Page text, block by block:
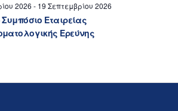
2026 - 19 Σεπτεμβρίου 2026
Συμπόσιο Εταιρείας
Ερεύνης